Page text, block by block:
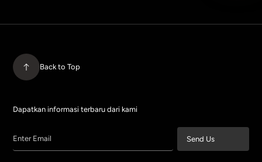
Back to Top
Dapatkan informasi terbaru dari kami
Enter Email Send Us